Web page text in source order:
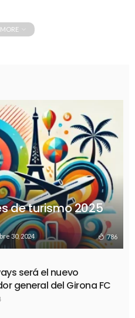
de turismo 2025
30, 2024 786
será el nuevo
general del Girona FC